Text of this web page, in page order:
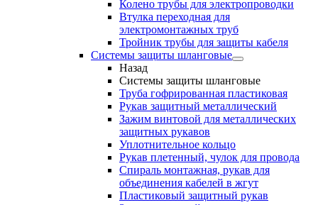
Колено трубы для электропроводки
Втулка переходная для
электромонтажных труб
Тройник трубы для защиты кабеля
Системы защиты шланговые
Назад
Системы защиты шланговые
Труба гофрированная пластиковая
Рукав защитный металлический
Зажим винтовой для металлических
защитных рукавов
Уплотнительное кольцо
Рукав плетенный, чулок для провода
Спираль монтажная, рукав для
объединения кабелей в жгут
Пластиковый защитный рукав